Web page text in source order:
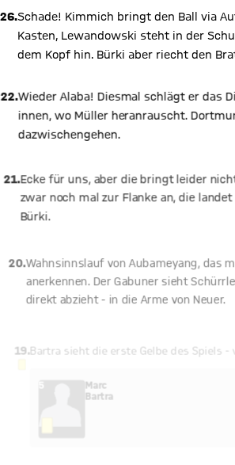
26.Schade! Kimmich bringt den Ball via
Kasten, Lewandowski steht in der
dem Kopf hin. Bürki aber riecht den
22.Wieder Alaba! Diesmal schlägt er das
innen, wo Müller heranrauscht.
dazwischengehen.
21. Ecke für uns, aber die bringt leider
zwar noch mal zur Flanke an, die
Bürki.
anerkennen. Der Gabuner sieht
direkt abzieht - in die Arme von Neuer.
GELBE KARTE
Bartra